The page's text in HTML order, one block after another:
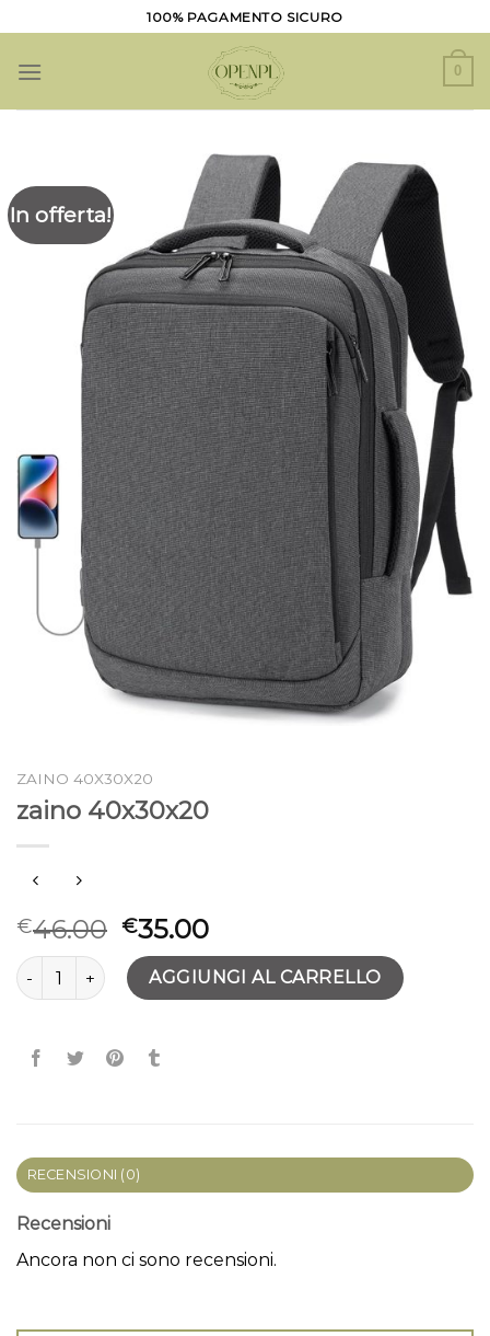
ai
contenuti
100% PAGAMENTO SICURO
0
In offerta!
ZAINO 40X30X20
zaino 40x30x20
€46.00 €35.00
zaino 40x30x20 quantitàAGGIUNGI AL CARRELLO
RECENSIONI (0)
Recensioni
Ancora non ci sono recensioni.